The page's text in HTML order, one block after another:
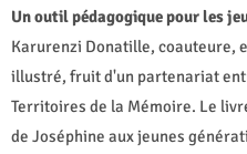
Un outil pédagogique pour les
Karurenzi Donatille, coauteure,
illustré, fruit d'un partenariat
Territoires de la Mémoire. Le
de Joséphine aux jeunes